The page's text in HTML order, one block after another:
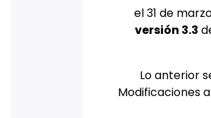
el 31 de
versión 3.3
Lo anterior
Modificaciones